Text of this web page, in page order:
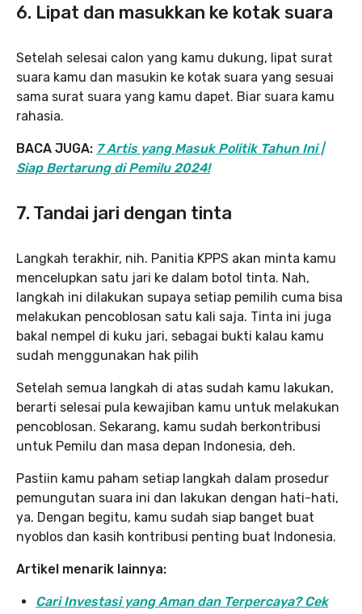
6. Lipat dan masukkan ke kotak suara
Setelah selesai calon yang kamu dukung, lipat surat
suara kamu dan masukin ke kotak suara yang sesuai
sama surat suara yang kamu dapet. Biar suara kamu
rahasia.
BACA JUGA: 7 Artis yang Masuk Politik Tahun Ini |
Siap Bertarung di Pemilu 2024!
7. Tandai jari dengan tinta
Langkah terakhir, nih. Panitia KPPS akan minta kamu
mencelupkan satu jari ke dalam botol tinta. Nah,
langkah ini dilakukan supaya setiap pemilih cuma bisa
melakukan pencoblosan satu kali saja. Tinta ini juga
bakal nempel di kuku jari, sebagai bukti kalau kamu
sudah menggunakan hak pilih
Setelah semua langkah di atas sudah kamu lakukan,
berarti selesai pula kewajiban kamu untuk melakukan
pencoblosan. Sekarang, kamu sudah berkontribusi
untuk Pemilu dan masa depan Indonesia, deh.
Pastiin kamu paham setiap langkah dalam prosedur
pemungutan suara ini dan lakukan dengan hati-hati,
ya. Dengan begitu, kamu sudah siap banget buat
nyoblos dan kasih kontribusi penting buat Indonesia.
Artikel menarik lainnya:
Cari Investasi yang Aman dan Terpercaya? Cek